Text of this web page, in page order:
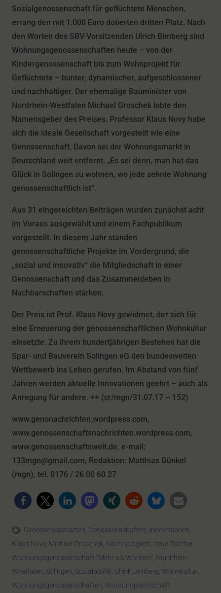
Sozialgenossenschaft für geflüchtete Menschen,
errang den mit 1.000 Euro dotierten dritten Platz. Nach
den Worten des SBV-Vorsitzenden Ulrich Bimberg sind
Wohnungsgenossenschaften heute – von der
Kindergenossenschaft bis zum Wohnprojekt für
Geflüchtete – bunter, dynamischer, aufgeschlossener
und nachhaltiger. Der ehemalige Bauminister von
Nordrhein-Westfalen Michael Groschek lobte den
Namensgeber des Preises. Professor Klaus Novy habe
sich die ideale Gesellschaft vorgestellt wie eine
Genossenschaft. Davon sei der Wohnungsmarkt in
Deutschland weit entfernt. „Es sei denn, man hat das
Glück in Solingen zu wohnen, wo jede zehnte Wohnung
genossenschaftlich ist“.
Aus 31 eingereichten Beiträgen wurden zunächst acht
im Voraus ausgewählt und einem Fachpublikum
vorgestellt. In diesem Jahr standen
genossenschaftliche Projekte im Vordergrund, die
„sozial und innovativ“ die Mitgliedschaft in einer
Genossenschaft und das Zusammenleben in
Nachbarschaften stärken.
Der Preis ist Prof. Klaus Novy gewidmet, der sich für
eine Erneuerung der genossenschaftlichen Wohnkultur
einsetzte. Zu ihrem hundertjährigen Bestehen hat die
Spar- und Bauverein Solingen eG den bundesweiten
Wettbewerb ins Leben gerufen. Im Abstand von fünf
Jahren werden aktuelle Innovationen geehrt – auch als
Anregung für andere. ++ (cr/mgn/31.07.17 – 152)
www.genonachrichten.wordpress.com,
www.genossenschaftsnachrichten.wordpress.com,
www.genossenschaftswelt.de, e-mail:
133mgn@gmail.com, Redaktion: Matthias Günkel
(mgn), tel. 0176 / 26 00 60 27
Genossensachaften, Genossenschaften, Innovationen,
Klaus Novy, Michael Groschek, Nachhaltigkeit, neue Zürcher
Wohnungsgenossenschaft "Mehr als Wohnen", Nordrhein-
Westfalen, Solingen, Sozialpolitik, Ulrich Bimberg, Wohnkultur,
Wohnungsgenossenschaften, Wohnungswirtschaft